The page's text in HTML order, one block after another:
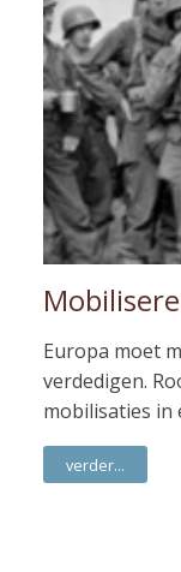
Europa moet
verdedigen.
mobilisaties in
verder...